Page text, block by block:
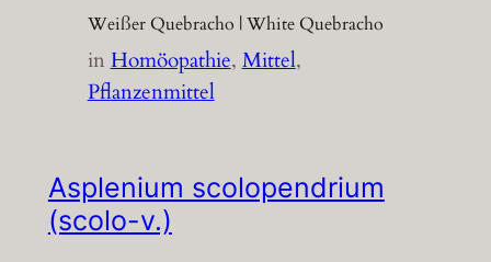
Weißer Quebracho | White Quebracho
inHomöopathie, Mittel
Pflanzenmittel
Asplenium scolopendrium
(scolo-v.)